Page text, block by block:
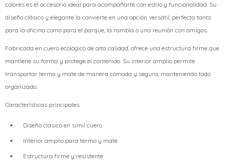
colores es el accesorio ideal para acompañarte con estilo y funcionalidad. Su
diseño clásico y elegante la convierte en una opción versátil, perfecta tanto
para la oficina como para el parque, la rambla o una reunión con amigos.
Fabricada en cuero ecológico de alta calidad, ofrece una estructura firme que
mantiene su forma y protege el contenido. Su interior amplio permite
transportar termo y mate de manera cómoda y segura, manteniendo todo
organizado.
Características principales
Diseño clásico en simil cuero
Interior amplio para termo y mate
Estructura firme y resistente